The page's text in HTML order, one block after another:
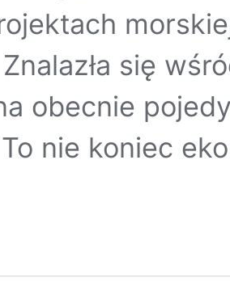
się
obecnie
nie koniec